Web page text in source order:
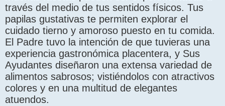
través del medio de tus sentidos físicos. Tus
papilas gustativas te permiten explorar el
cuidado tierno y amoroso puesto en tu comida.
El Padre tuvo la intención de que tuvieras una
experiencia gastronómica placentera, y Sus
Ayudantes diseñaron una extensa variedad de
alimentos sabrosos; vistiéndolos con atractivos
colores y en una multitud de elegantes
atuendos.